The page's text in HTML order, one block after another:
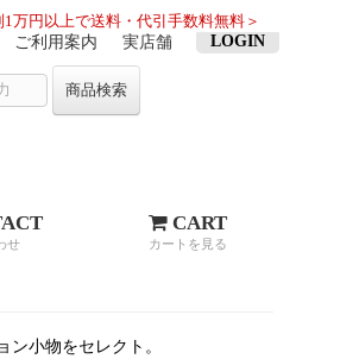
万円以上で送料・代引手数料無料＞
ご利用案内 実店舗 LOGIN
商品検索
せ
CART
カートを見る
小物をセレクト。